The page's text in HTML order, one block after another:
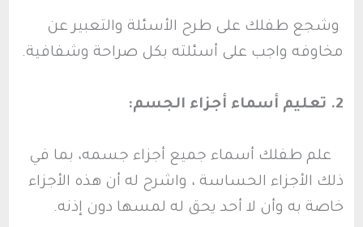
وشجع طفلك على طرح الأسئلة والتعبير عن
مخاوفه واجب على أسئلته بكل صراحة وشفافية.
2. تعليم أسماء أجزاء الجسم:
علم طفلك أسماء جميع أجزاء جسمه، بما في
ذلك الأجزاء الحساسة ، واشرح له أن هذه الأجزاء
خاصة به وأن لا أحد يحق له لمسها دون إذنه.